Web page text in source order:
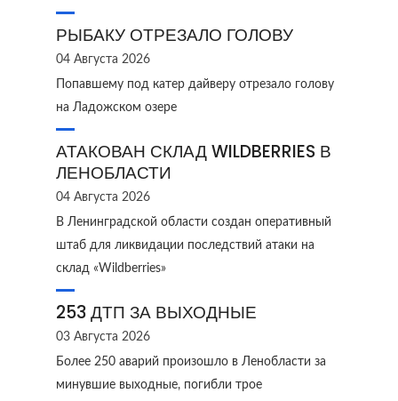
РЫБАКУ ОТРЕЗАЛО ГОЛОВУ
04 Августа 2026
Попавшему под катер дайверу отрезало голову
на Ладожском озере
АТАКОВАН СКЛАД WILDBERRIES В
ЛЕНОБЛАСТИ
04 Августа 2026
В Ленинградской области создан оперативный
штаб для ликвидации последствий атаки на
склад «Wildberries»
253 ДТП ЗА ВЫХОДНЫЕ
03 Августа 2026
Более 250 аварий произошло в Ленобласти за
минувшие выходные, погибли трое